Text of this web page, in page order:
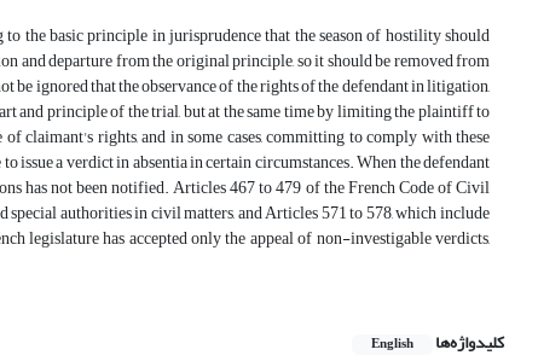
the basic principle in jurisprudence that the season of hostility should
and departure from the original principle, so it should be removed from
ignored that the observance of the rights of the defendant in litigation,
and principle of the trial, but at the same time by limiting the plaintiff to
claimant's rights, and in some cases, committing to comply with these
issue a verdict in absentia in certain circumstances. When the defendant
has not been notified. Articles 467 to 479 of the French Code of Civil
special authorities in civil matters, and Articles 571 to 578, which include
legislature has accepted only the appeal of non-investigable verdicts,
کلیدواژه‌ها English